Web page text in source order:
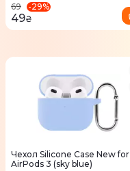
69
-29%
49₴
Чехол Silicone Case New for
AirPods 3 (sky blue)